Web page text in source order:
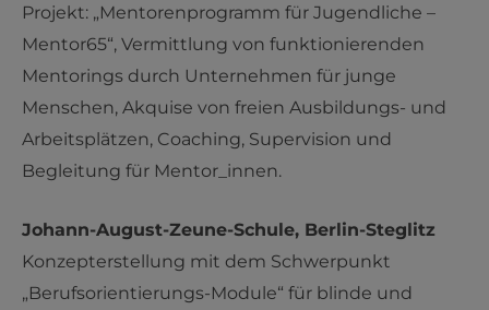
Projekt: „Mentorenprogramm für Jugendliche –
Mentor65“, Vermittlung von funktionierenden
Mentorings durch Unternehmen für junge
Menschen, Akquise von freien Ausbildungs- und
Arbeitsplätzen, Coaching, Supervision und
Begleitung für Mentor_innen.
Johann-August-Zeune-Schule, Berlin-Steglitz
Konzepterstellung mit dem Schwerpunkt
„Berufsorientierungs-Module“ für blinde und